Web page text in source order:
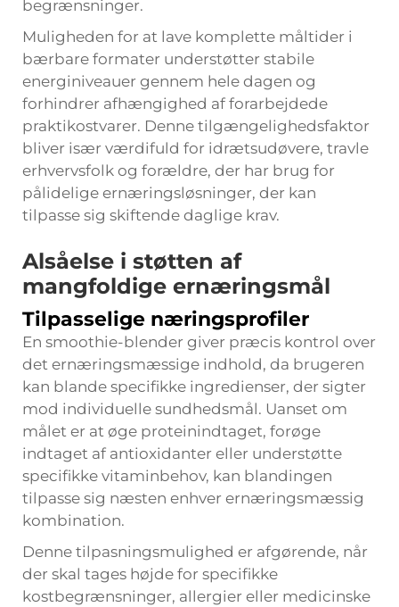
begrænsninger.
Muligheden for at lave komplette måltider i
bærbare formater understøtter stabile
energiniveauer gennem hele dagen og
forhindrer afhængighed af forarbejdede
praktikostvarer. Denne tilgængelighedsfaktor
bliver især værdifuld for idrætsudøvere, travle
erhvervsfolk og forældre, der har brug for
pålidelige ernæringsløsninger, der kan
tilpasse sig skiftende daglige krav.
Alsåelse i støtten af
mangfoldige ernæringsmål
Tilpasselige næringsprofiler
En smoothie-blender giver præcis kontrol over
det ernæringsmæssige indhold, da brugeren
kan blande specifikke ingredienser, der sigter
mod individuelle sundhedsmål. Uanset om
målet er at øge proteinindtaget, forøge
indtaget af antioxidanter eller understøtte
specifikke vitaminbehov, kan blandingen
tilpasse sig næsten enhver ernæringsmæssig
kombination.
Denne tilpasningsmulighed er afgørende, når
der skal tages højde for specifikke
kostbegrænsninger, allergier eller medicinske